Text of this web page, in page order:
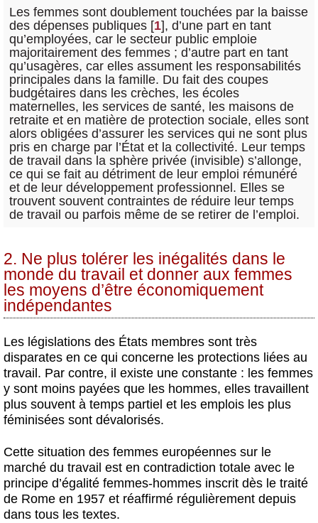
Les femmes sont doublement touchées par la baisse
des dépenses publiques [1], d’une part en tant
qu’employées, car le secteur public emploie
majoritairement des femmes ; d’autre part en tant
qu’usagères, car elles assument les responsabilités
principales dans la famille. Du fait des coupes
budgétaires dans les crèches, les écoles
maternelles, les services de santé, les maisons de
retraite et en matière de protection sociale, elles sont
alors obligées d’assurer les services qui ne sont plus
pris en charge par l’État et la collectivité. Leur temps
de travail dans la sphère privée (invisible) s’allonge,
ce qui se fait au détriment de leur emploi rémunéré
et de leur développement professionnel. Elles se
trouvent souvent contraintes de réduire leur temps
de travail ou parfois même de se retirer de l’emploi.
2. Ne plus tolérer les inégalités dans le
monde du travail et donner aux femmes
les moyens d’être économiquement
indépendantes
Les législations des États membres sont très
disparates en ce qui concerne les protections liées au
travail. Par contre, il existe une constante : les femmes
y sont moins payées que les hommes, elles travaillent
plus souvent à temps partiel et les emplois les plus
féminisées sont dévalorisés.
Cette situation des femmes européennes sur le
marché du travail est en contradiction totale avec le
principe d’égalité femmes-hommes inscrit dès le traité
de Rome en 1957 et réaffirmé régulièrement depuis
dans tous les textes.